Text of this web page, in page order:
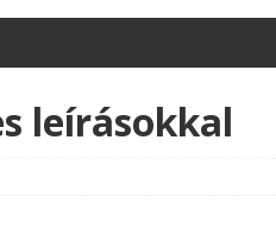
leírásokkal